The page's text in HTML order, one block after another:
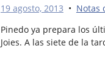
19 agosto, 2013 • Notas
Pinedo ya prepara los
Joies. A las siete de la